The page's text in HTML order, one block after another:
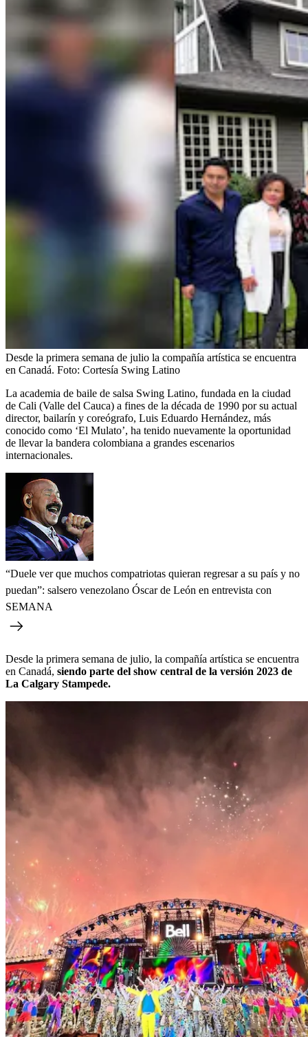
Desde la primera semana de julio la compañía artística se encuentra
en Canadá. Foto: Cortesía Swing Latino
La academia de baile de salsa Swing Latino, fundada en la ciudad
de Cali (Valle del Cauca) a fines de la década de 1990 por su actual
director, bailarín y coreógrafo, Luis Eduardo Hernández, más
conocido como ‘El Mulato’, ha tenido nuevamente la oportunidad
de llevar la bandera colombiana a grandes escenarios
internacionales.
“Duele ver que muchos compatriotas quieran regresar a su país y no
puedan”: salsero venezolano Óscar de León en entrevista con
SEMANA
Desde la primera semana de julio, la compañía artística se encuentra
en Canadá, siendo parte del show central de la versión 2023 de
La Calgary Stampede.